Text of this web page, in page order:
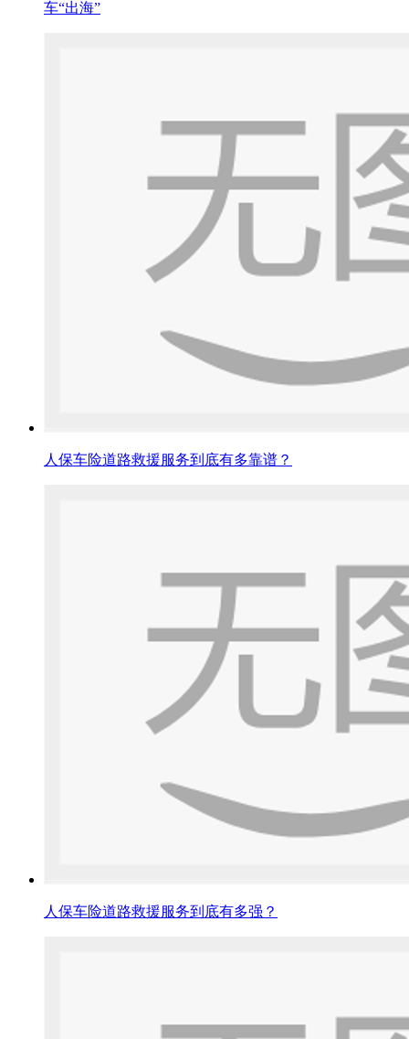
车“出海”
人保车险道路救援服务到底有多靠谱？
人保车险道路救援服务到底有多强？